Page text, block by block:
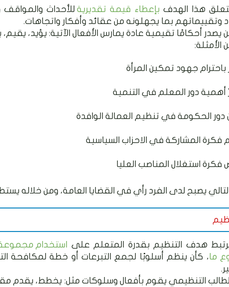
هذا الهدف بإعطاء قيمة تقديريةللأحداث
وتقييماتهم بما يجهلونه من عقائد وأفكار واتجاهات.
يصدر أحكامًا تقيمية عادة يمارس الأفعال الآتية: يؤيد، يقيم،
الأمثلة:
يصبح لدى الفرد رأي في القضايا العامة، ومن خلاله
هدف التنظيم بقدرة المتعلم على
استخدام
ما، كأن ينظم أسلوبًا لجمع التبرعات أو خطة لمكافحة
التنظيمي يقوم بأفعال وسلوكات مثل: يخطط، يقدم